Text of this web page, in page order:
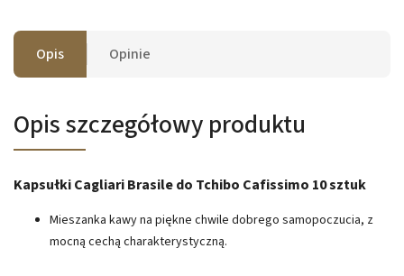
Opis Opinie
Opis szczegółowy produktu
Kapsułki Cagliari Brasile do Tchibo Cafissimo 10 sztuk
Mieszanka kawy na piękne chwile dobrego samopoczucia, z
mocną cechą charakterystyczną.